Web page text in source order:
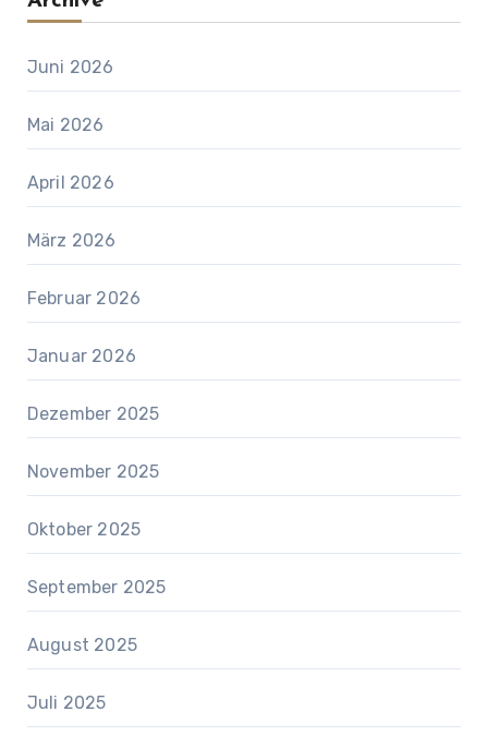
Juni 2026
Mai 2026
April 2026
März 2026
Februar 2026
Januar 2026
Dezember 2025
November 2025
Oktober 2025
September 2025
August 2025
Juli 2025